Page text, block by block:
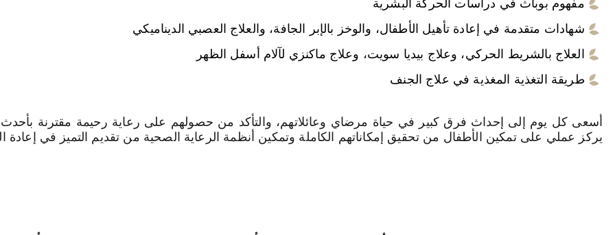
مفهوم بوباث في دراسات الحركة البشرية
شهادات متقدمة في إعادة تأهيل الأطفال، والوخز بالإبر الجافة، والعلاج العصبي الديناميكي
العلاج بالشريط الحركي، وعلاج بيديا سويت، وعلاج ماكنزي لآلام أسفل الظهر
طريقة التغذية المغذية في علاج الجنف
أسعى كل يوم إلى إحداث فرق كبير في حياة مرضاي وعائلاتهم، والتأكد من حصولهم على رعاية رحيمة مقترنة بأحدث
يركز عملي على تمكين الأطفال من تحقيق إمكاناتهم الكاملة وتمكين أنظمة الرعاية الصحية من تقديم التميز في إعادة